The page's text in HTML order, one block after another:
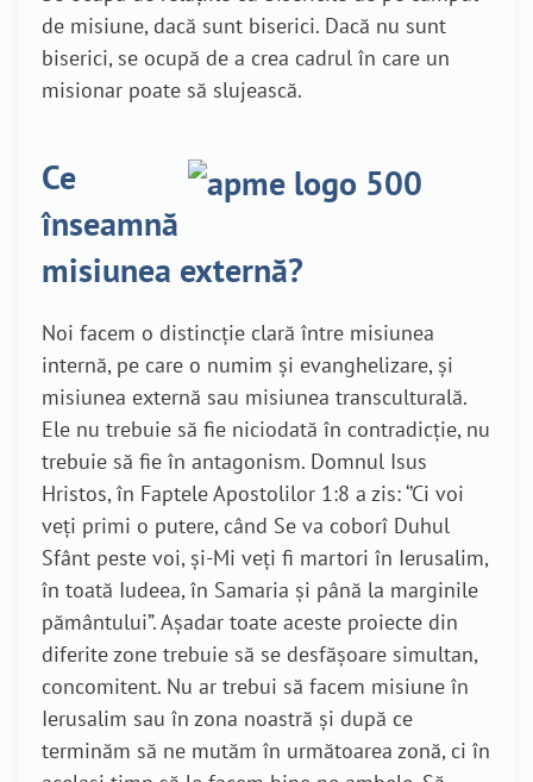
de misiune, dacă sunt biserici. Dacă nu sunt
biserici, se ocupă de a crea cadrul în care un
misionar poate să slujească.
Ce
înseamnă
misiunea externă?
Noi facem o distincție clară între misiunea
internă, pe care o numim și evanghelizare, și
misiunea externă sau misiunea transculturală.
Ele nu trebuie să fie niciodată în contradicție, nu
trebuie să fie în antagonism. Domnul Isus
Hristos, în Faptele Apostolilor 1:8 a zis: ‘’Ci voi
veţi primi o putere, când Se va coborî Duhul
Sfânt peste voi, şi-Mi veţi fi martori în Ierusalim,
în toată Iudeea, în Samaria şi până la marginile
pământului”. Așadar toate aceste proiecte din
diferite zone trebuie să se desfășoare simultan,
concomitent. Nu ar trebui să facem misiune în
Ierusalim sau în zona noastră și după ce
terminăm să ne mutăm în următoarea zonă, ci în